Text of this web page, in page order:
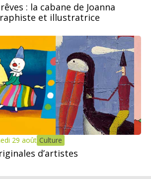
: la cabane de Joanna
et illustratrice
29 août Culture
d’artistes